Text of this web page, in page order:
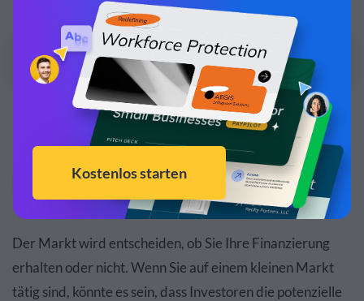
machen Sie sie zu Ihrer eigenen!
Bearbeiten und herunterladen
Marktgröße und -chancen
Der Markt wird entscheiden, ob Sie Ihre Finanzierung
erhalten oder nicht. Wenn Sie auf einem kleinen Markt
tätig sind, könnte es sein, dass Investoren die potenzielle